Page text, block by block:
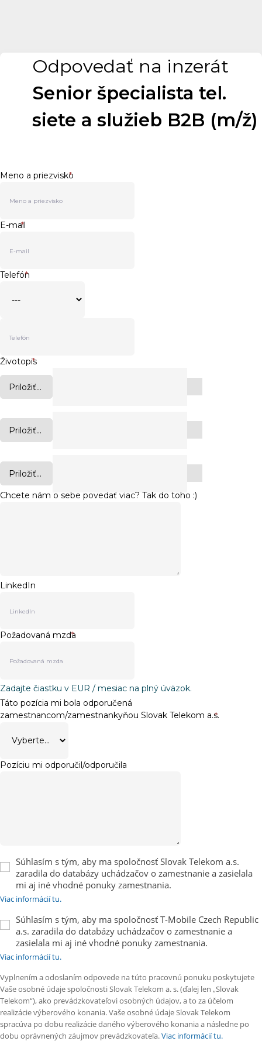
Odpovedať na inzerát
Senior špecialista tel.
siete a služieb B2B (m/ž)
Meno a priezvisko
*
E-mail
*
Telefón
*
Životopis
*
Priložiť...
Priložiť...
Priložiť...
Chcete nám o sebe povedať viac? Tak do toho :)
LinkedIn
Požadovaná mzda
*
Zadajte čiastku v EUR / mesiac na plný úväzok.
Táto pozícia mi bola odporučená
zamestnancom/zamestnankyňou Slovak Telekom a.s.
*
Pozíciu mi odporučil/odporučila
Súhlasím s tým, aby ma spoločnosť Slovak Telekom a.s.
zaradila do databázy uchádzačov o zamestnanie a zasielala
mi aj iné vhodné ponuky zamestnania.
Viac informácií tu.
Súhlasím s tým, aby ma spoločnosť T-Mobile Czech Republic
a.s. zaradila do databázy uchádzačov o zamestnanie a
zasielala mi aj iné vhodné ponuky zamestnania.
Viac informácií tu.
Vyplnením a odoslaním odpovede na túto pracovnú ponuku poskytujete
Vaše osobné údaje spoločnosti Slovak Telekom a. s. (ďalej len „Slovak
Telekom“), ako prevádzkovateľovi osobných údajov, a to za účelom
realizácie výberového konania. Vaše osobné údaje Slovak Telekom
spracúva po dobu realizácie daného výberového konania a následne po
dobu oprávnených záujmov prevádzkovateľa.Viac informácií tu.